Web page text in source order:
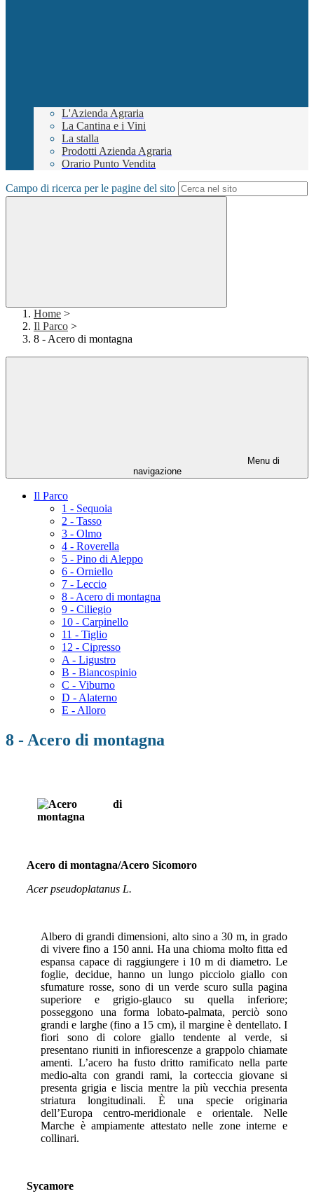
L'Azienda Agraria
La Cantina e i Vini
La stalla
Prodotti Azienda Agraria
Orario Punto Vendita
Campo di ricerca per le pagine del sito
Home >
Il Parco >
8 - Acero di montagna
Menu di
navigazione
Il Parco
1 - Sequoia
2 - Tasso
3 - Olmo
4 - Roverella
5 - Pino di Aleppo
6 - Orniello
7 - Leccio
8 - Acero di montagna
9 - Ciliegio
10 - Carpinello
11 - Tiglio
12 - Cipresso
A - Ligustro
B - Biancospinio
C - Viburno
D - Alaterno
E - Alloro
8 - Acero di montagna
Acero di montagna/Acero Sicomoro
Acer pseudoplatanus L.
Albero di grandi dimensioni, alto sino a 30 m, in grado
di vivere fino a 150 anni. Ha una chioma molto fitta ed
espansa capace di raggiungere i 10 m di diametro. Le
foglie, decidue, hanno un lungo picciolo giallo con
sfumature rosse, sono di un verde scuro sulla pagina
superiore e grigio-glauco su quella inferiore;
posseggono una forma lobato-palmata, perciò sono
grandi e larghe (fino a 15 cm), il margine è dentellato. I
fiori sono di colore giallo tendente al verde, si
presentano riuniti in infiorescenze a grappolo chiamate
amenti. L’acero ha fusto dritto ramificato nella parte
medio-alta con grandi rami, la corteccia giovane si
presenta grigia e liscia mentre la più vecchia presenta
striatura longitudinali. È una specie originaria
dell’Europa centro-meridionale e orientale. Nelle
Marche è ampiamente attestato nelle zone interne e
collinari.
Sycamore